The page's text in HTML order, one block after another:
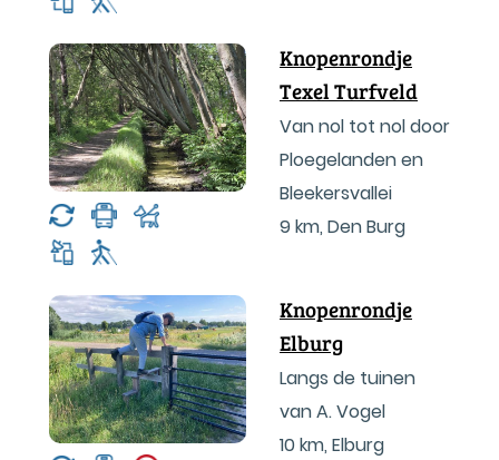
Knopenrondje
Texel Turfveld
Van nol tot nol door
Ploegelanden en
Bleekersvallei
9 km, Den Burg
Knopenrondje
Elburg
Langs de tuinen
van A. Vogel
10 km, Elburg